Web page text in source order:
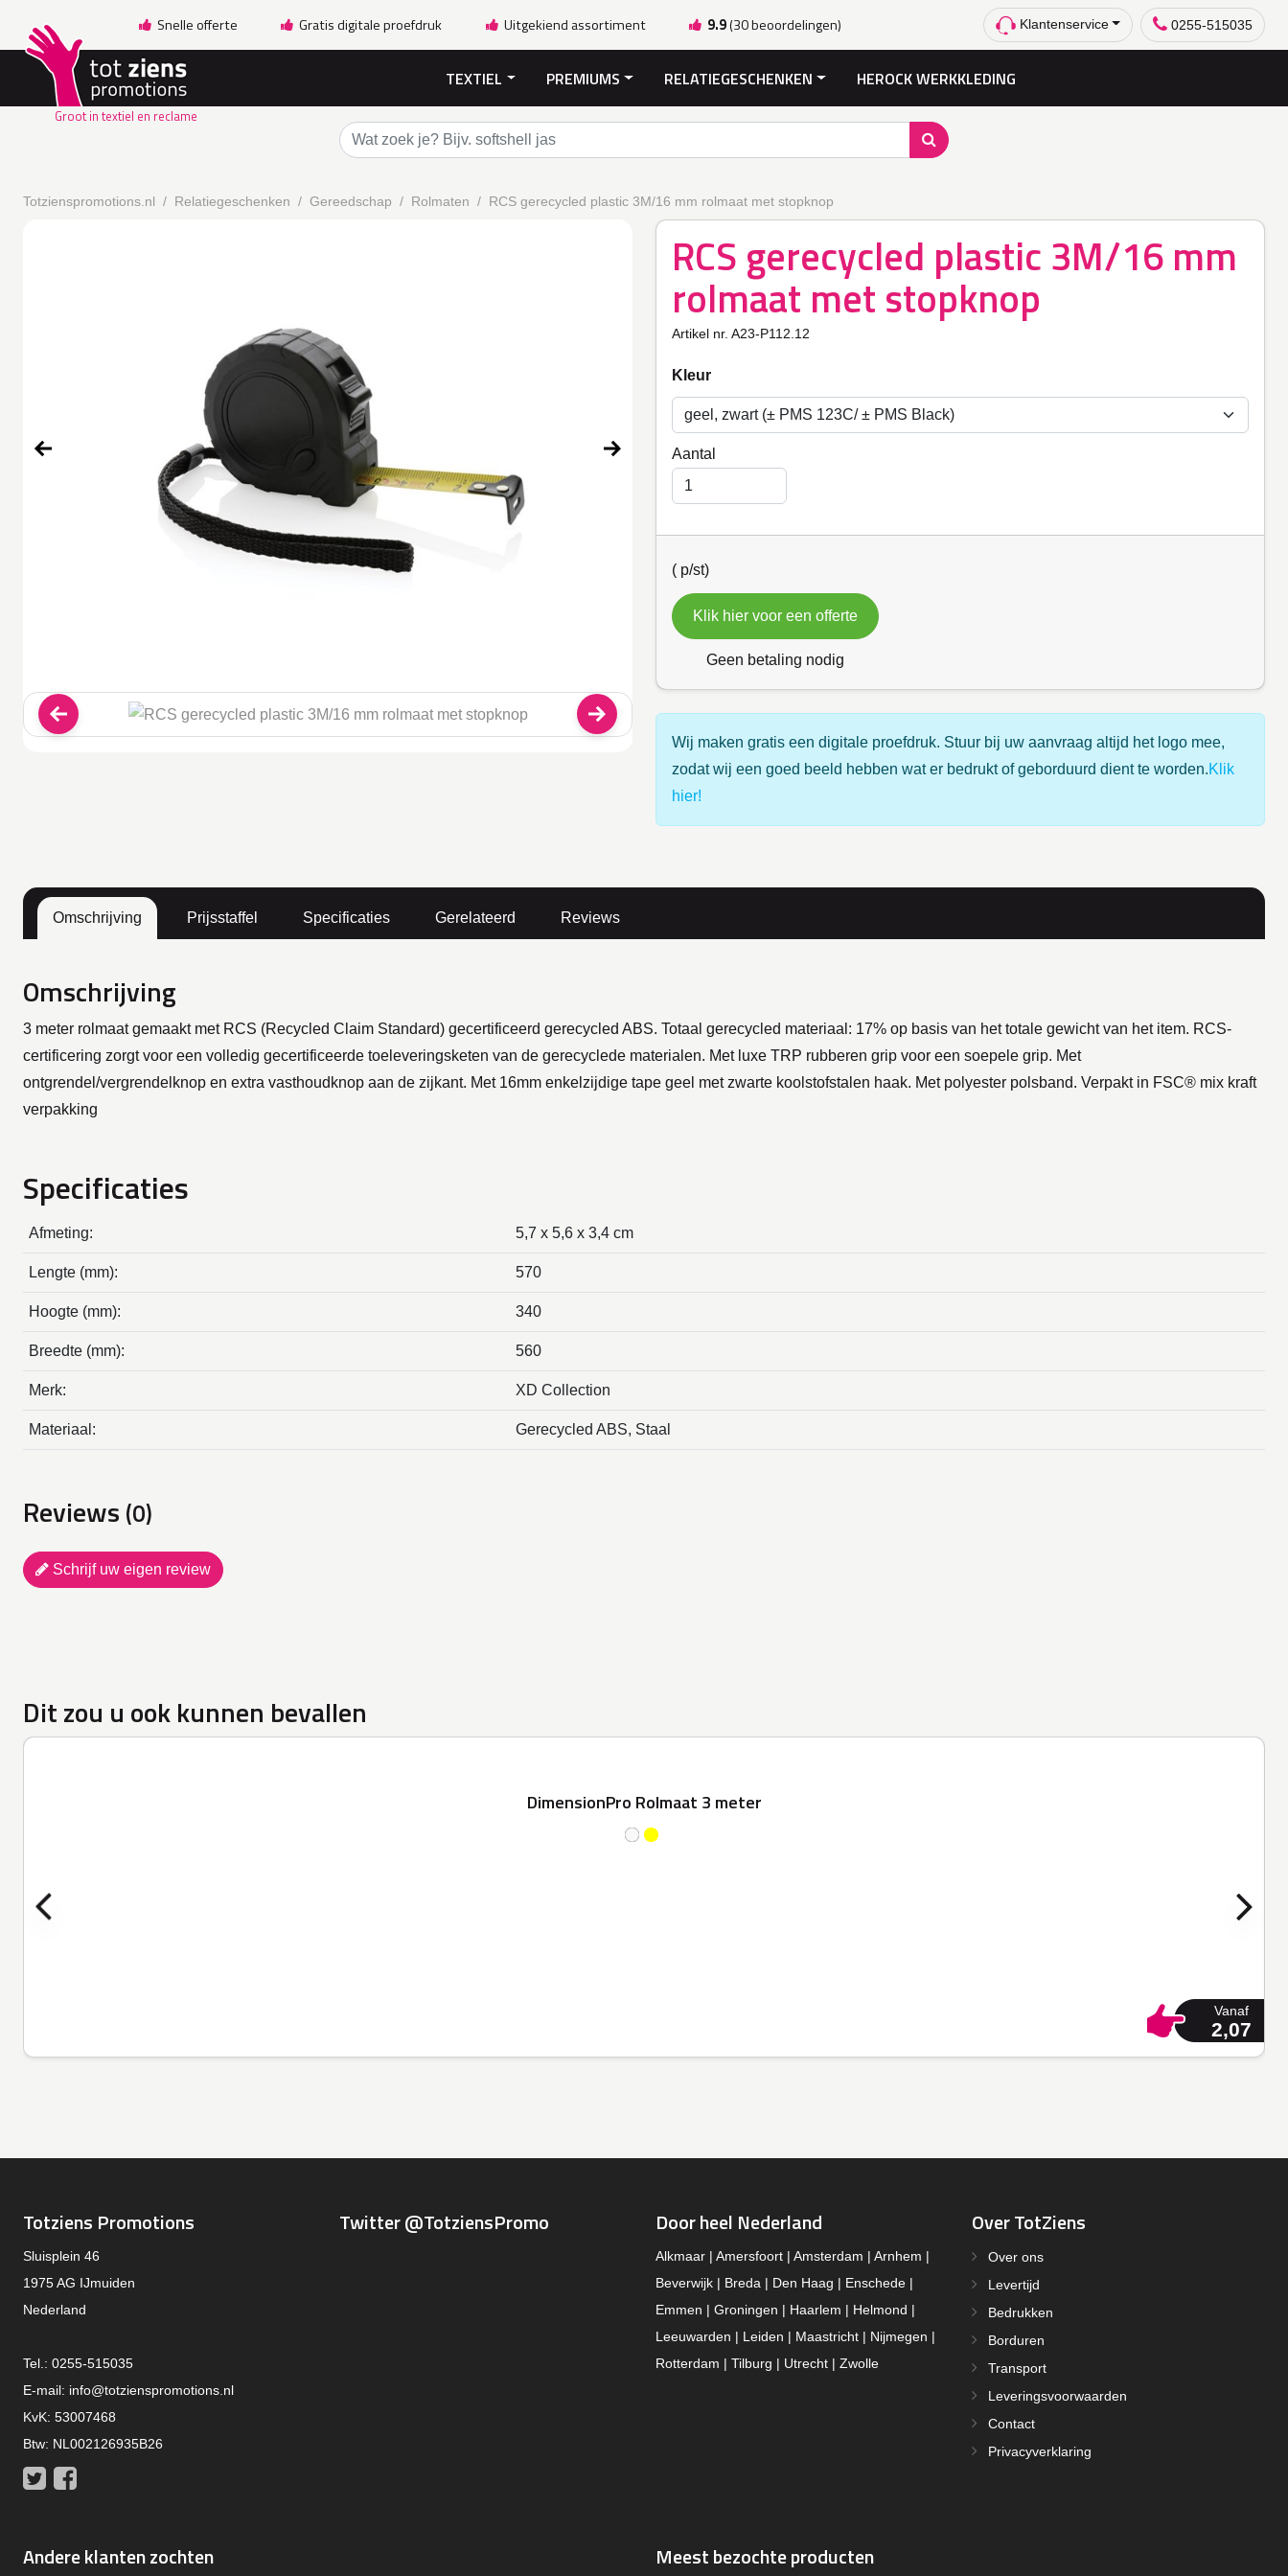
Snelle offerte Gratis digitale proefdruk Uitgekiend assortiment 9.9(30 beoordelingen) Klantenservice 0255-515035
Groot in textiel en reclame
TEXTIEL PREMIUMS RELATIEGESCHENKEN HEROCK WERKKLEDING
Totzienspromotions.nl Relatiegeschenken Gereedschap Rolmaten RCS gerecycled plastic 3M/16 mm rolmaat met stopknop
RCS gerecycled plastic 3M/16 mm
rolmaat met stopknop
Artikel nr. A23-P112.12
Kleur
Aantal
( p/st)
Klik hier voor een offerte
Geen betaling nodig
Wij maken gratis een digitale proefdruk. Stuur bij uw aanvraag altijd het logo mee,
zodat wij een goed beeld hebben wat er bedrukt of geborduurd dient te worden.Klik
hier!
Omschrijving Prijsstaffel Specificaties Gerelateerd Reviews
Omschrijving
3 meter rolmaat gemaakt met RCS (Recycled Claim Standard) gecertificeerd gerecycled ABS. Totaal gerecycled materiaal: 17% op basis van het totale gewicht van het item. RCS-
certificering zorgt voor een volledig gecertificeerde toeleveringsketen van de gerecyclede materialen. Met luxe TRP rubberen grip voor een soepele grip. Met
ontgrendel/vergrendelknop en extra vasthoudknop aan de zijkant. Met 16mm enkelzijdige tape geel met zwarte koolstofstalen haak. Met polyester polsband. Verpakt in FSC® mix kraft
verpakking
Specificaties
Afmeting: 5,7 x 5,6 x 3,4 cm
Lengte (mm): 570
Hoogte (mm): 340
Breedte (mm): 560
Merk: XD Collection
Materiaal: Gerecycled ABS, Staal
Reviews (0)
Schrijf uw eigen review
Dit zou u ook kunnen bevallen
DimensionPro Rolmaat 3 meter
Vanaf
2,07
Totziens Promotions
Sluisplein 46
1975 AG IJmuiden
Nederland
Tel.: 0255-515035
E-mail: info@totzienspromotions.nl
KvK: 53007468
Btw: NL002126935B26
Twitter
Twitter @TotziensPromo Door heel Nederland
Alkmaar | Amersfoort | Amsterdam | Arnhem |
Beverwijk | Breda | Den Haag | Enschede |
Emmen | Groningen | Haarlem | Helmond |
Leeuwarden | Leiden | Maastricht | Nijmegen |
Rotterdam | Tilburg | Utrecht | Zwolle
Over TotZiens
Over ons
Levertijd
Bedrukken
Borduren
Transport
Leveringsvoorwaarden
Contact
Privacyverklaring
Andere klanten zochten Meest bezochte producten